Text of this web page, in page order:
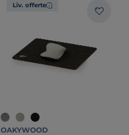
Liv. offerte
OAKYWOOD